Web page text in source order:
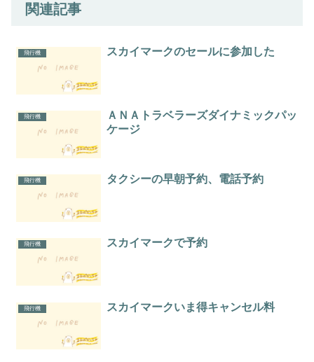
関連記事
飛行機 スカイマークのセールに参加した
飛行機
ＡＮＡトラベラーズダイナミックパッ
ケージ
飛行機 タクシーの早朝予約、電話予約
飛行機 スカイマークで予約
飛行機 スカイマークいま得キャンセル料